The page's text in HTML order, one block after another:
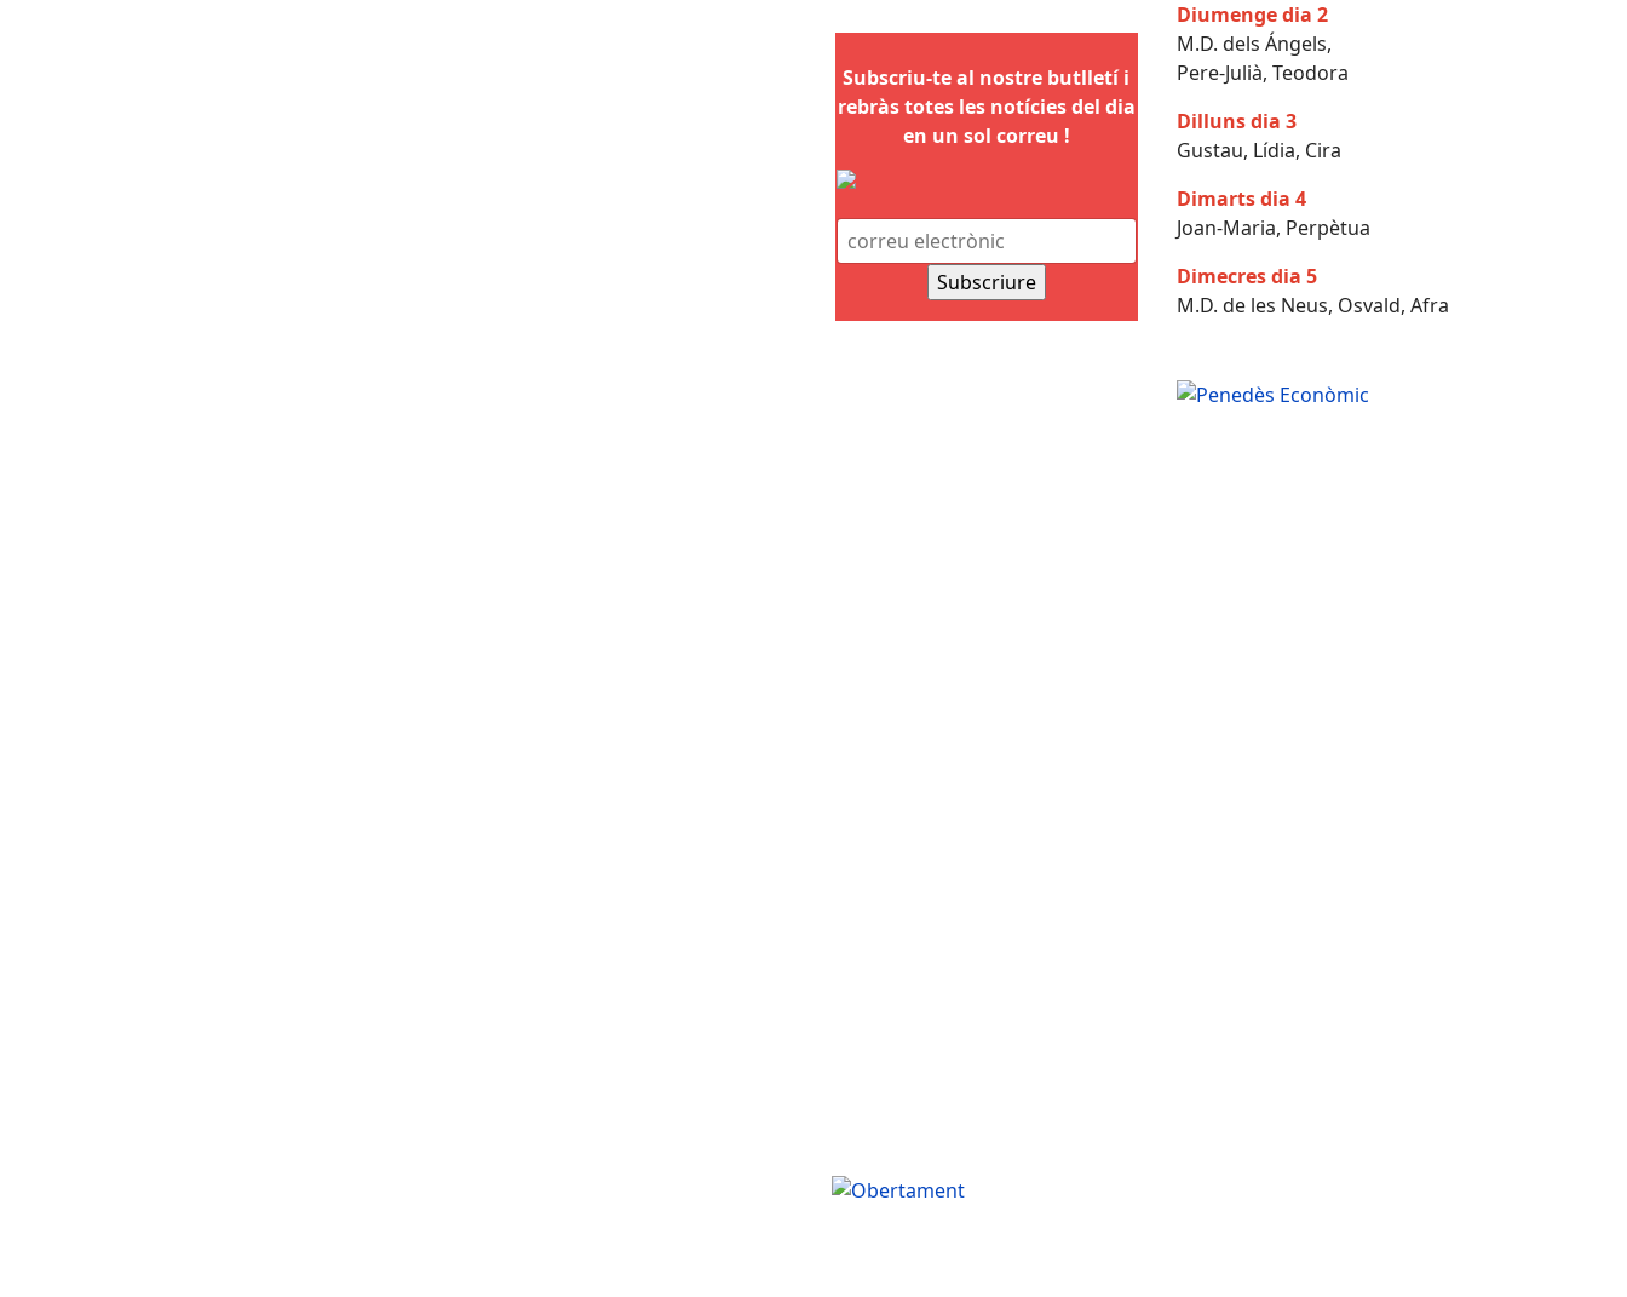
Subscriu-te al nostre butlletí i
rebràs totes les notícies del dia
en un sol correu !
Diumenge dia 2
M.D. dels Ángels,
Pere-Julià, Teodora
Dilluns dia 3
Gustau, Lídia, Cira
Dimarts dia 4
Joan-Maria, Perpètua
Dimecres dia 5
M.D. de les Neus, Osvald, Afra